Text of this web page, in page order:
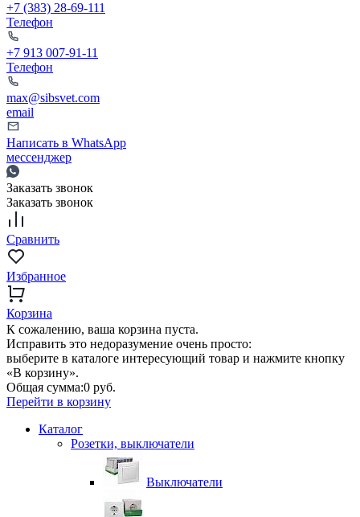
+7 (383) 28-69-111
Телефон
+7 913 007-91-11
Телефон
max@sibsvet.com
email
Написать в WhatsApp
мессенджер
Заказать звонок
Заказать звонок
Сравнить
Избранное
Корзина
К сожалению, ваша корзина пуста.
Исправить это недоразумение очень просто:
выберите в каталоге интересующий товар и нажмите кнопку
«В корзину».
Общая сумма:0 руб.
Перейти в корзину
Каталог
Розетки, выключатели
Выключатели